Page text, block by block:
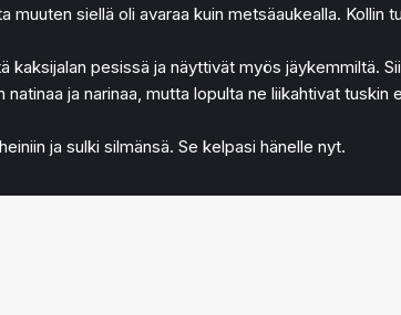
siellä oli avaraa kuin metsäaukealla. Kollin
pesissä ja näyttivät myös jäykemmiltä.
ja narinaa, mutta lopulta ne liikahtivat tuskin
ja sulki silmänsä. Se kelpasi hänelle nyt.